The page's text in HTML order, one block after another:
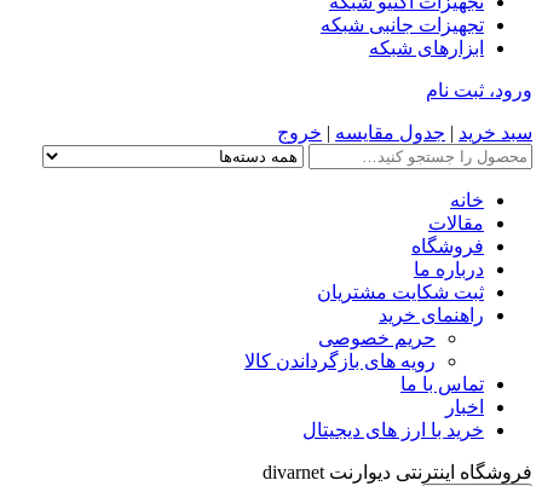
تجهیزات جانبی شبکه
ابزارهای شبکه
ورود، ثبت نام
سبد خرید | جدول مقایسه | خروج
خانه
مقالات
فروشگاه
درباره ما
ثبت شکایت مشتریان
راهنمای خرید
حریم خصوصی
رویه های بازگرداندن کالا
تماس با ما
اخبار
خرید با ارز های دیجیتال
فروشگاه اینترنتی دیوارنت divarnet